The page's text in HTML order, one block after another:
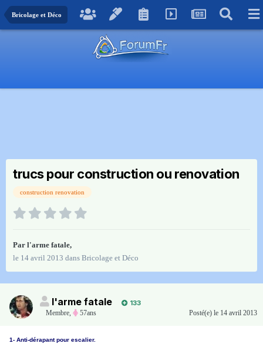
Bricolage et Déco
trucs pour construction ou renovation
construction renovation
Par l'arme fatale,
le 14 avril 2013 dans Bricolage et Déco
l'arme fatale
133
Membre, 57ans Posté(e) le 14 avril 2013
1- Anti-dérapant pour escalier.